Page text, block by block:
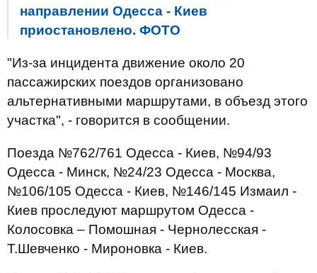
направлении Одесса - Киев
приостановлено. ФОТО
"Из-за инцидента движение около 20
пассажирских поездов организовано
альтернативными маршрутами, в объезд этого
участка", - говорится в сообщении.
Поезда №762/761 Одесса - Киев, №94/93
Одесса - Минск, №24/23 Одесса - Москва,
№106/105 Одесса - Киев, №146/145 Измаил -
Киев проследуют маршрутом Одесса -
Колосовка – Помошная - Чернолесская -
Т.Шевченко - Мироновка - Киев.